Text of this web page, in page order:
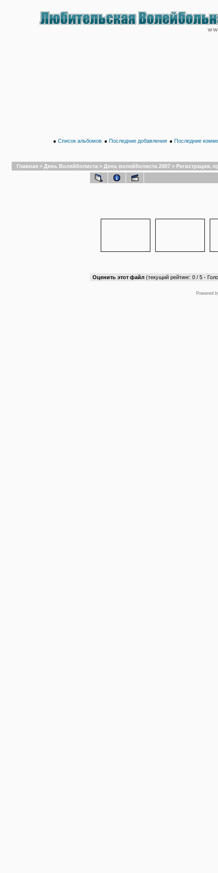
● Список альбомов ● Последние добавления ● Последние
Главная > День Волейболиста > День волейболиста 2007 > Регистрация,
Оценить этот файл (текущий рейтинг: 0 / 5 -
Powered